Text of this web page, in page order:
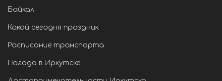
Байкал
Какой сегодня праздник
Расписание транспорта
Погода в Иркутске